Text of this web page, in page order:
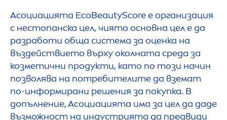
Асоциацията EcoBeautyScore е организация
с нестопанска цел, чиято основна цел е да
разработи обща система за оценка на
въздействието върху околната среда за
козметични продукти, като по този начин
позволява на потребителите да вземат
по-информирани решения за покупка. В
допълнение, Асоциацията има за цел да даде
възможност на индустрията да предвиди